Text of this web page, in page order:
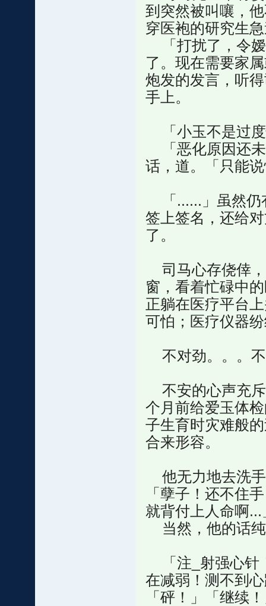
到突然被叫嚷，
穿医袍的研究生
「打扰了，令嫒
了。现在需要家
炮发的发言，听
手上。
「小玉不是过
「恶化原因还未
话，道。「只能
「......」虽然仍
签上签名，还给
了。
司马心存侥倖，
窗，看着忙碌中
正躺在医疗平台
可怕；医疗仪器
不对劲。。。
不安的心声充斥
个月前给爱玉体
子生育时灾难般
合来形容。
他无力地去洗手
「孽子！还不住
就背付上人命啊...
当然，他的话纯
「注_射强心针
在减弱！测不到
「砰！」「继续